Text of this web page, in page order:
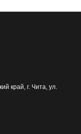
край, г. Чита, ул.